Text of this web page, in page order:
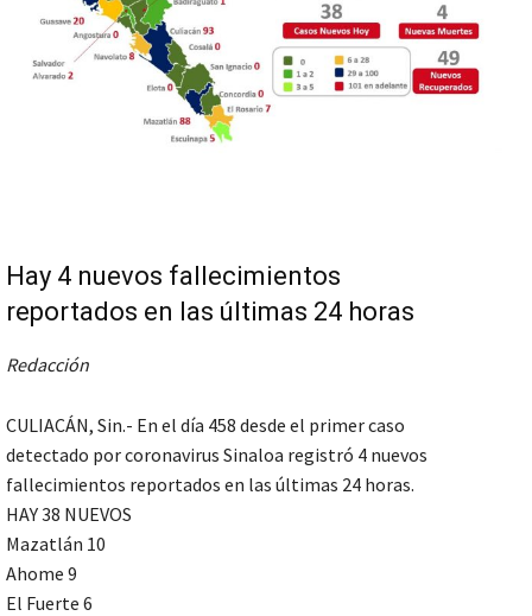
Hay 4 nuevos fallecimientos
reportados en las últimas 24 horas
Redacción
CULIACÁN, Sin.- En el día 458 desde el primer caso
detectado por coronavirus Sinaloa registró 4 nuevos
fallecimientos reportados en las últimas 24 horas.
HAY 38 NUEVOS
Mazatlán 10
Ahome 9
El Fuerte 6